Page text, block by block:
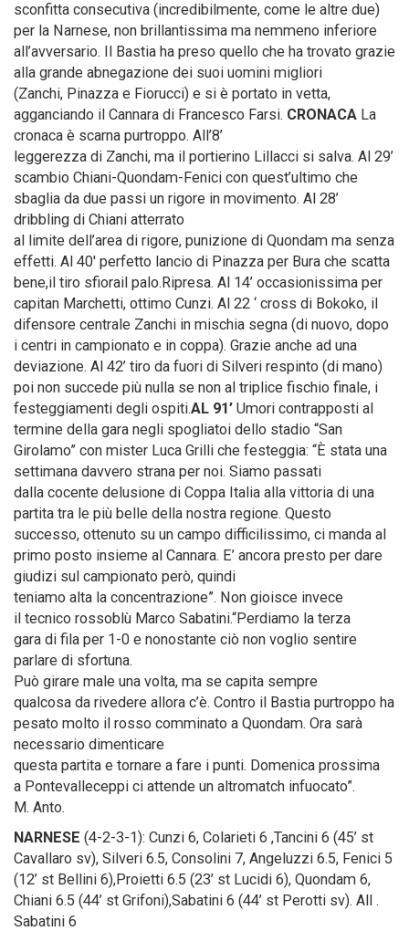
sconfitta consecutiva (incredibilmente, come le altre due)
per la Narnese, non brillantissima ma nemmeno inferiore
all’avversario. Il Bastia ha preso quello che ha trovato grazie
alla grande abnegazione dei suoi uomini migliori
(Zanchi, Pinazza e Fiorucci) e si è portato in vetta,
agganciando il Cannara di Francesco Farsi. CRONACA La
cronaca è scarna purtroppo. All’8’
leggerezza di Zanchi, ma il portierino Lillacci si salva. Al 29’
scambio Chiani-Quondam-Fenici con quest’ultimo che
sbaglia da due passi un rigore in movimento. Al 28’
dribbling di Chiani atterrato
al limite dell’area di rigore, punizione di Quondam ma senza
effetti. Al 40′ perfetto lancio di Pinazza per Bura che scatta
bene,il tiro sfiorail palo.Ripresa. Al 14’ occasionissima per
capitan Marchetti, ottimo Cunzi. Al 22 ‘ cross di Bokoko, il
difensore centrale Zanchi in mischia segna (di nuovo, dopo
i centri in campionato e in coppa). Grazie anche ad una
deviazione. Al 42’ tiro da fuori di Silveri respinto (di mano)
poi non succede più nulla se non al triplice fischio finale, i
festeggiamenti degli ospiti.AL 91’ Umori contrapposti al
termine della gara negli spogliatoi dello stadio “San
Girolamo” con mister Luca Grilli che festeggia: “È stata una
settimana davvero strana per noi. Siamo passati
dalla cocente delusione di Coppa Italia alla vittoria di una
partita tra le più belle della nostra regione. Questo
successo, ottenuto su un campo difficilissimo, ci manda al
primo posto insieme al Cannara. E’ ancora presto per dare
giudizi sul campionato però, quindi
teniamo alta la concentrazione”. Non gioisce invece
il tecnico rossoblù Marco Sabatini.“Perdiamo la terza
gara di fila per 1-0 e nonostante ciò non voglio sentire
parlare di sfortuna.
Può girare male una volta, ma se capita sempre
qualcosa da rivedere allora c’è. Contro il Bastia purtroppo ha
pesato molto il rosso comminato a Quondam. Ora sarà
necessario dimenticare
questa partita e tornare a fare i punti. Domenica prossima
a Pontevalleceppi ci attende un altromatch infuocato”.
M. Anto.
NARNESE (4-2-3-1): Cunzi 6, Colarieti 6 ,Tancini 6 (45’ st
Cavallaro sv), Silveri 6.5, Consolini 7, Angeluzzi 6.5, Fenici 5
(12’ st Bellini 6),Proietti 6.5 (23’ st Lucidi 6), Quondam 6,
Chiani 6.5 (44’ st Grifoni),Sabatini 6 (44’ st Perotti sv). All .
Sabatini 6